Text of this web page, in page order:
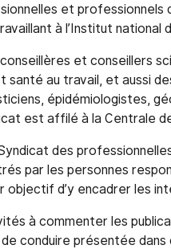
et professionnels
à l’Institut national
et conseillers
santé au travail, et aussi
épidémiologistes,
est affilé à la Centrale
des
par les personnes
d’y encadrer les
à commenter les
conduire présentée